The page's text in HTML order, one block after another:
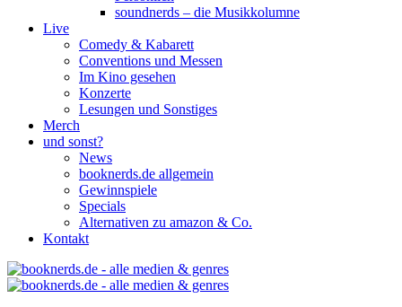
soundnerds – die Musikkolumne
Live
Comedy & Kabarett
Conventions und Messen
Im Kino gesehen
Konzerte
Lesungen und Sonstiges
Merch
und sonst?
News
booknerds.de allgemein
Gewinnspiele
Specials
Alternativen zu amazon & Co.
Kontakt